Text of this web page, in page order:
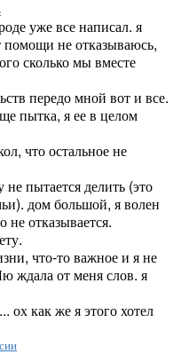
уже все написал. я
не отказываюсь,
сколько мы вместе
передо мной вот и все.
пытка, я ее в целом
что остальное не
пытается делить (это
дом большой, я волен
отказывается.
что-то важное и я не
ждала от меня слов. я
как же я этого хотел